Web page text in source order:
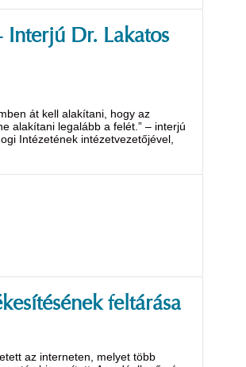
Dr. Lakatos
át kell alakítani, hogy az
alakítani legalább a felét.” – interjú
Intézetének intézetvezetőjével,
feltárása
az interneten, melyet több